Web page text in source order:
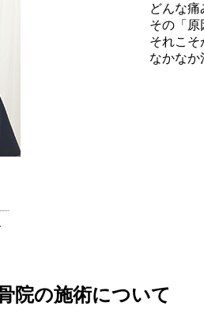
どんな痛
その「原
それこそ
なかなか
院の施術について